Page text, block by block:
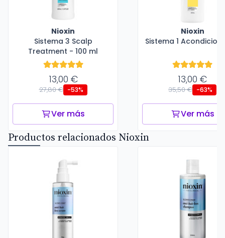
Nioxin
Sistema 3 Scalp
Treatment - 100 ml
13,00 €
27,80 € -53%
Ver más
Nioxin
Sistema 1
13,00 €
35,50 € -63%
Ver más
Productos relacionados Nioxin